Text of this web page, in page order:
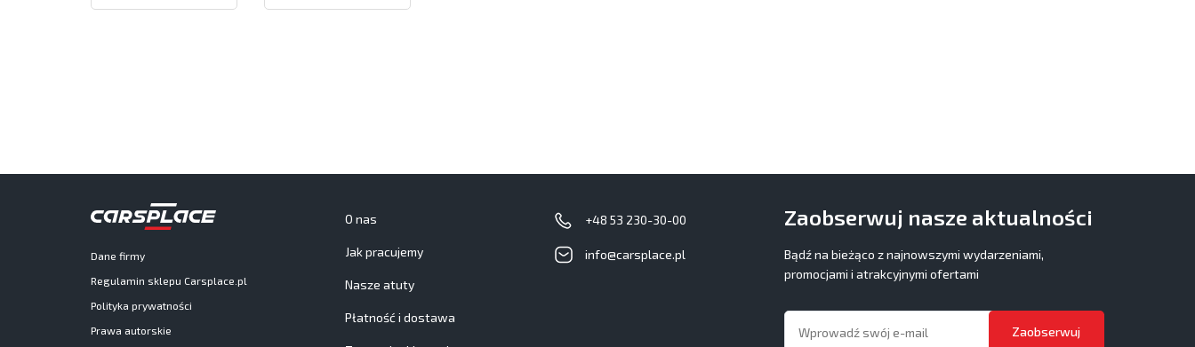
Dane firmy
Regulamin sklepu Carsplace.pl
Polityka prywatności
Prawa autorskie
O nas
Jak pracujemy
Nasze atuty
Płatność i dostawa
+48 53 230-30-00
info@carsplace.pl
Zaobserwuj nasze aktualności
Bądź na bieżąco z najnowszymi wydarzeniami,
promocjami i atrakcyjnymi ofertami
Zaobserwuj